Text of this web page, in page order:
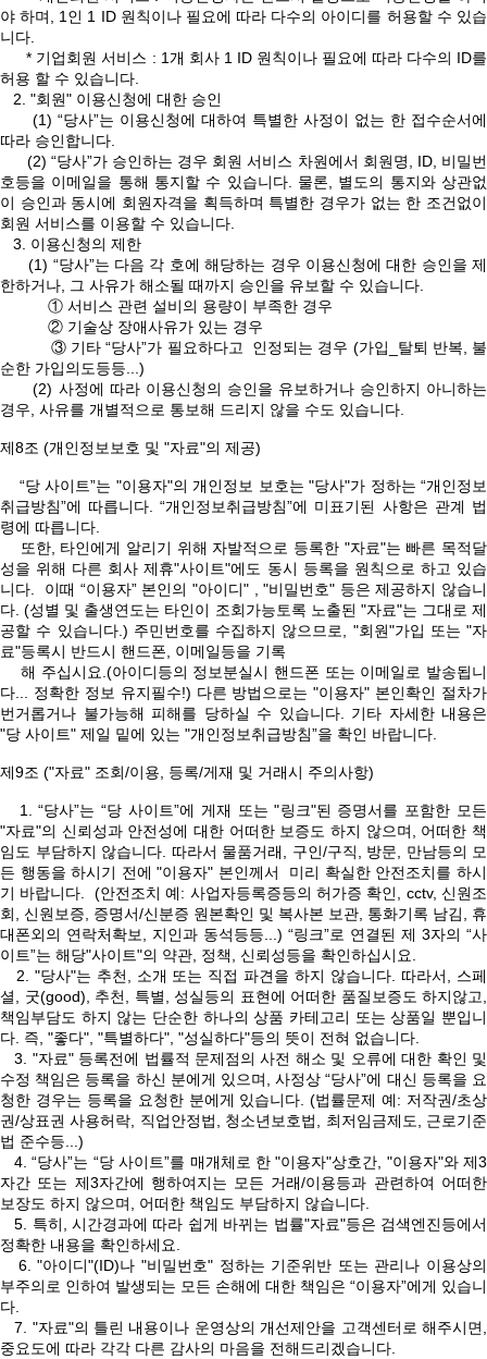
야 하며, 1인 1 ID 원칙이나 필요에 따라 다수의 아이디를 허용할 수 있습
니다.
* 기업회원 서비스 : 1개 회사 1 ID 원칙이나 필요에 따라 다수의 ID를
허용 할 수 있습니다.
2. "회원" 이용신청에 대한 승인
(1) “당사”는 이용신청에 대하여 특별한 사정이 없는 한 접수순서에
따라 승인합니다.
(2) “당사”가 승인하는 경우 회원 서비스 차원에서 회원명, ID, 비밀번
호등을 이메일을 통해 통지할 수 있습니다. 물론, 별도의 통지와 상관없
이 승인과 동시에 회원자격을 획득하며 특별한 경우가 없는 한 조건없이
회원 서비스를 이용할 수 있습니다.
3. 이용신청의 제한
(1) “당사”는 다음 각 호에 해당하는 경우 이용신청에 대한 승인을 제
한하거나, 그 사유가 해소될 때까지 승인을 유보할 수 있습니다.
① 서비스 관련 설비의 용량이 부족한 경우
② 기술상 장애사유가 있는 경우
③ 기타 “당사”가 필요하다고 인정되는 경우 (가입_탈퇴 반복, 불
순한 가입의도등등...)
(2) 사정에 따라 이용신청의 승인을 유보하거나 승인하지 아니하는
경우, 사유를 개별적으로 통보해 드리지 않을 수도 있습니다.
제8조 (개인정보보호 및 "자료"의 제공)
“당 사이트”는 "이용자"의 개인정보 보호는 "당사"가 정하는 “개인정보
취급방침”에 따릅니다. “개인정보취급방침”에 미표기된 사항은 관계 법
령에 따릅니다.
또한, 타인에게 알리기 위해 자발적으로 등록한 "자료"는 빠른 목적달
성을 위해 다른 회사 제휴"사이트"에도 동시 등록을 원칙으로 하고 있습
니다. 이때 “이용자” 본인의 "아이디" , "비밀번호" 등은 제공하지 않습니
다. (성별 및 출생연도는 타인이 조회가능토록 노출된 "자료"는 그대로 제
공할 수 있습니다.) 주민번호를 수집하지 않으므로, "회원"가입 또는 "자
료"등록시 반드시 핸드폰, 이메일등을 기록
해 주십시요.(아이디등의 정보분실시 핸드폰 또는 이메일로 발송됩니
다... 정확한 정보 유지필수!) 다른 방법으로는 "이용자" 본인확인 절차가
번거롭거나 불가능해 피해를 당하실 수 있습니다. 기타 자세한 내용은
"당 사이트" 제일 밑에 있는 "개인정보취급방침”을 확인 바랍니다.
제9조 ("자료" 조회/이용, 등록/게재 및 거래시 주의사항)
1. “당사”는 “당 사이트”에 게재 또는 "링크"된 증명서를 포함한 모든
"자료"의 신뢰성과 안전성에 대한 어떠한 보증도 하지 않으며, 어떠한 책
임도 부담하지 않습니다. 따라서 물품거래, 구인/구직, 방문, 만남등의 모
든 행동을 하시기 전에 "이용자" 본인께서 미리 확실한 안전조치를 하시
기 바랍니다. (안전조치 예: 사업자등록증등의 허가증 확인, cctv, 신원조
회, 신원보증, 증명서/신분증 원본확인 및 복사본 보관, 통화기록 남김, 휴
대폰외의 연락처확보, 지인과 동석등등...) “링크”로 연결된 제 3자의 “사
이트”는 해당"사이트"의 약관, 정책, 신뢰성등을 확인하십시요.
2. "당사"는 추천, 소개 또는 직접 파견을 하지 않습니다. 따라서, 스페
셜, 굿(good), 추천, 특별, 성실등의 표현에 어떠한 품질보증도 하지않고,
책임부담도 하지 않는 단순한 하나의 상품 카테고리 또는 상품일 뿐입니
다. 즉, "좋다", "특별하다", "성실하다"등의 뜻이 전혀 없습니다.
3. "자료" 등록전에 법률적 문제점의 사전 해소 및 오류에 대한 확인 및
수정 책임은 등록을 하신 분에게 있으며, 사정상 “당사”에 대신 등록을 요
청한 경우는 등록을 요청한 분에게 있습니다. (법률문제 예: 저작권/초상
권/상표권 사용허락, 직업안정법, 청소년보호법, 최저임금제도, 근로기준
법 준수등...)
4. “당사”는 “당 사이트”를 매개체로 한 "이용자"상호간, "이용자"와 제3
자간 또는 제3자간에 행하여지는 모든 거래/이용등과 관련하여 어떠한
보장도 하지 않으며, 어떠한 책임도 부담하지 않습니다.
5. 특히, 시간경과에 따라 쉽게 바뀌는 법률"자료"등은 검색엔진등에서
정확한 내용을 확인하세요.
6. "아이디"(ID)나 "비밀번호" 정하는 기준위반 또는 관리나 이용상의
부주의로 인하여 발생되는 모든 손해에 대한 책임은 “이용자”에게 있습니
다.
7. "자료"의 틀린 내용이나 운영상의 개선제안을 고객센터로 해주시면,
중요도에 따라 각각 다른 감사의 마음을 전해드리겠습니다.